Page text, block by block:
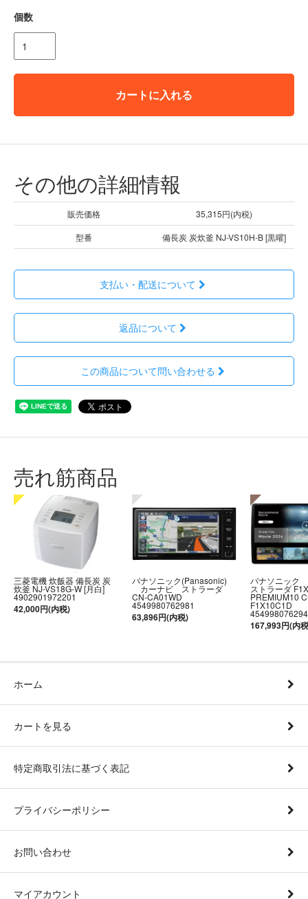
個数
カートに入れる
その他の詳細情報
販売価格
35,315円(内税)
型番
備長炭 炭炊釜 NJ-VS10H-B [黒曜]
支払い・配送について
返品について
この商品について問い合わせる
売れ筋商品
三菱電機 炊飯器 備長炭 炭
炊釜 NJ-VS18G-W [月白]
4902901972201
42,000円(内税)
パナソニック(Panasonic)
カーナビ ストラーダ
CN-CA01WD
4549980762981
63,896円(内税)
パナソニッ
ストラーダ F1X
PREMIUM10
F1X10C1D
167,993円(内
ホーム
カートを見る
特定商取引法に基づく表記
プライバシーポリシー
お問い合わせ
マイアカウント